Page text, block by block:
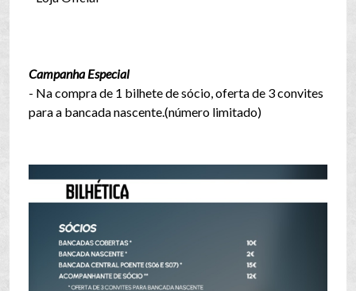
Campanha Especial
- Na compra de 1 bilhete de sócio, oferta de 3 convites
para a bancada nascente.(número limitado)